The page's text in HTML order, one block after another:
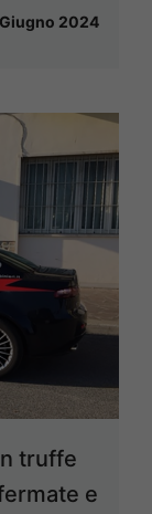
2024
truffe
e